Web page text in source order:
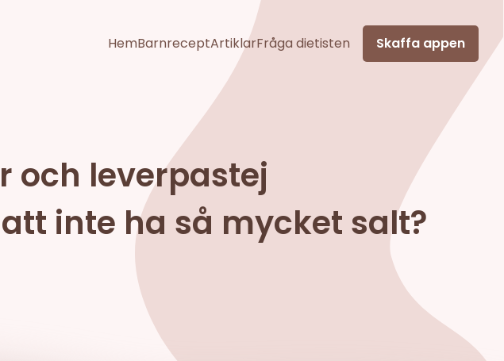
HemBarnreceptArtiklarFråga dietisten Skaffa appen
och leverpastej
inte ha så mycket salt?